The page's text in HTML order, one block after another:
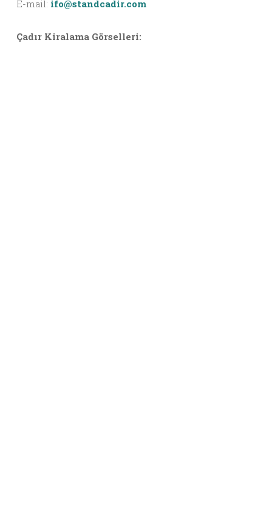
E-mail: ifo@standcadir.com
Çadır Kiralama Görselleri: